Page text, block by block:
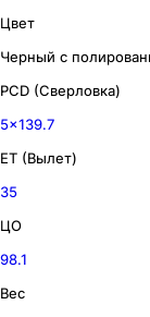
Цвет
Черный с
PCD (Сверловка)
5x139.7
ET (Вылет)
35
ЦО
98.1
Вес